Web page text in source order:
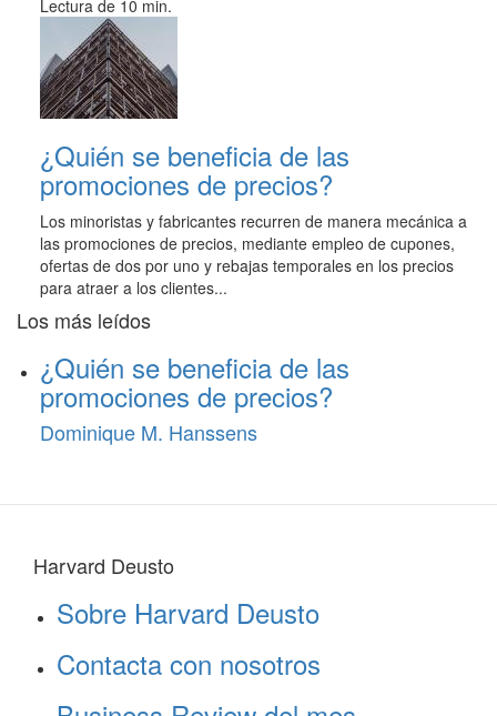
Lectura de 10 min.
¿Quién se beneficia de las
promociones de precios?
Los minoristas y fabricantes recurren de manera mecánica a
las promociones de precios, mediante empleo de cupones,
ofertas de dos por uno y rebajas temporales en los precios
para atraer a los clientes...
Los más leídos
¿Quién se beneficia de las
promociones de precios?
Dominique M. Hanssens
Harvard Deusto
Sobre Harvard Deusto
Contacta con nosotros